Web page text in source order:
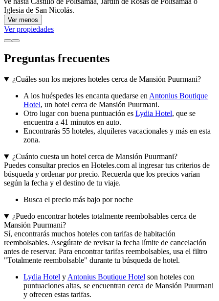
Iglesia de San Nicolás.
Ver menos
Ver propiedades
Preguntas frecuentes
¿Cuáles son los mejores hoteles cerca de Mansión Puurmani?
A los huéspedes les encanta quedarse en Antonius Boutique
Hotel, un hotel cerca de Mansión Puurmani.
Otro lugar con buena puntuación es Lydia Hotel, que se
encuentra a 41 minutos en auto.
Encontrarás 55 hoteles, alquileres vacacionales y más en esta
zona.
¿Cuánto cuesta un hotel cerca de Mansión Puurmani?
Puedes consultar precios en Hoteles.com al ingresar tus criterios de
búsqueda y ordenar por precio. Recuerda que los precios varían
según la fecha y el destino de tu viaje.
Busca el precio más bajo por noche
¿Puedo encontrar hoteles totalmente reembolsables cerca de
Mansión Puurmani?
Sí, encontrarás muchos hoteles con tarifas de habitación
reembolsables. Asegúrate de revisar la fecha límite de cancelación
antes de reservar. Para encontrar tarifas reembolsables, usa el filtro
"Totalmente reembolsable" durante tu búsqueda de hotel.
Lydia Hotel y Antonius Boutique Hotel son hoteles con
puntuaciones altas, se encuentran cerca de Mansión Puurmani
y ofrecen estas tarifas.